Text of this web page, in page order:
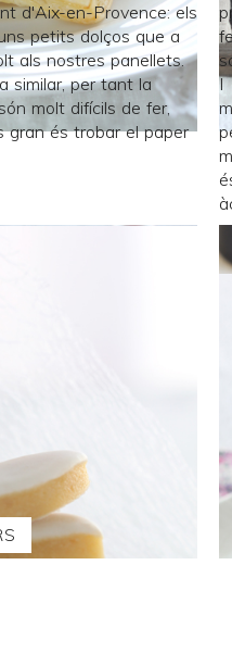
d'Aix-en-Provence: els
petits dolços que a
als nostres panellets.
similar, per tant la
molt difícils de fer,
gran és trobar el paper
I